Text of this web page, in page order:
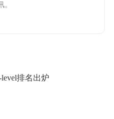
排名出炉